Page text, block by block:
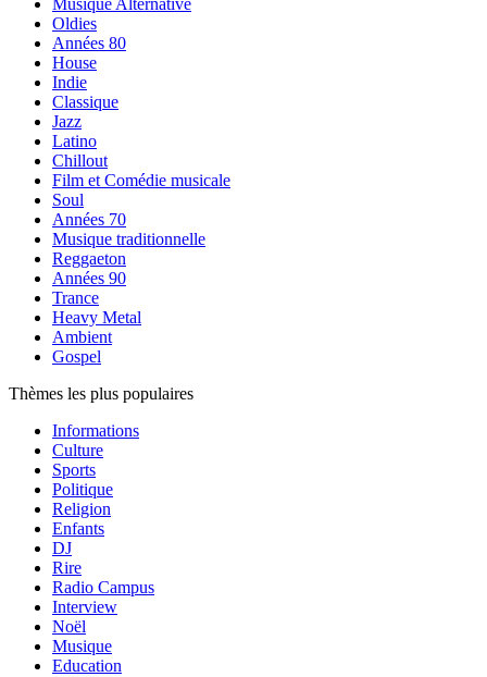
Musique Alternative
Oldies
Années 80
House
Indie
Classique
Jazz
Latino
Chillout
Film et Comédie musicale
Soul
Années 70
Musique traditionnelle
Reggaeton
Années 90
Trance
Heavy Metal
Ambient
Gospel
Thèmes les plus populaires
Informations
Culture
Sports
Politique
Religion
Enfants
DJ
Rire
Radio Campus
Interview
Noël
Musique
Education